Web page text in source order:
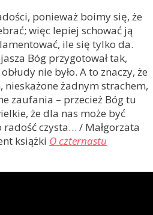
ponieważ boimy się, że
więc lepiej schować ją
ile się tylko da.
Bóg przygotował tak,
nie było. A to znaczy, że
nieskażone żadnym strachem,
zaufania – przecież Bóg tu
że dla nas może być
radość czysta… / Małgorzata
książki O czternastu